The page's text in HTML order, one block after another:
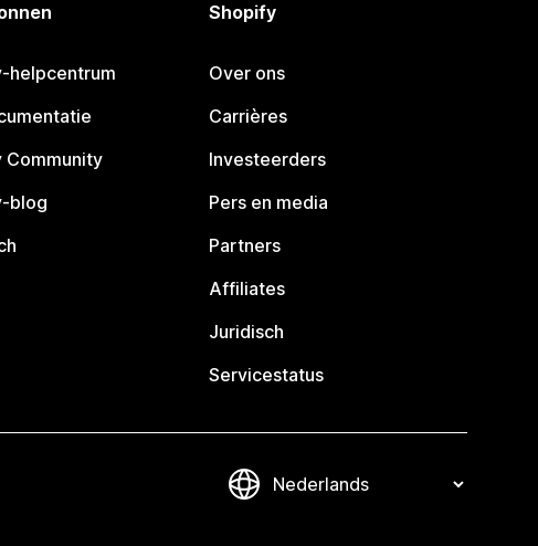
helpcentrum
Community
blog
Shopify
Over ons
Carrières
Investeerders
Pers en media
Partners
Affiliates
Juridisch
Servicestatus